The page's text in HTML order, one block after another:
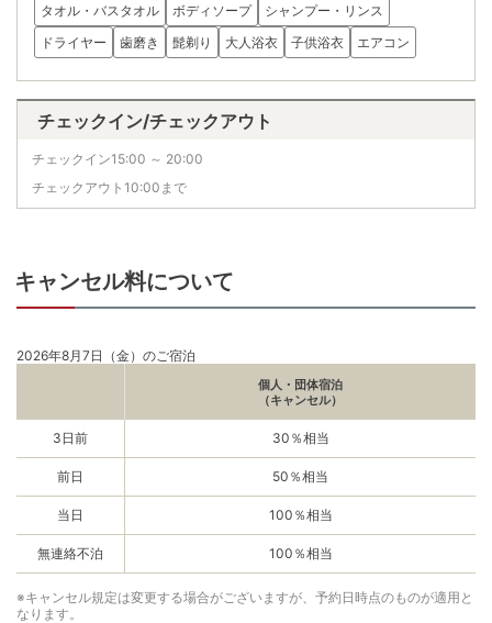
タオル・バスタオル ボディソープ
シャンプー・リンス
ドライヤー
歯磨き 髭剃り 大人浴衣 子供浴衣 エアコン
チェックイン/チェックアウト
チェックイン15:00 ～ 20:00
チェックアウト10:00まで
キャンセル料について
2026年8月7日（金）のご宿泊
個人・団体宿泊
（キャンセル）
3日前 30％相当
前日 50％相当
当日 100％相当
無連絡不泊 100％相当
※キャンセル規定は変更する場合がございますが、予約日時点のものが適用と
なります。